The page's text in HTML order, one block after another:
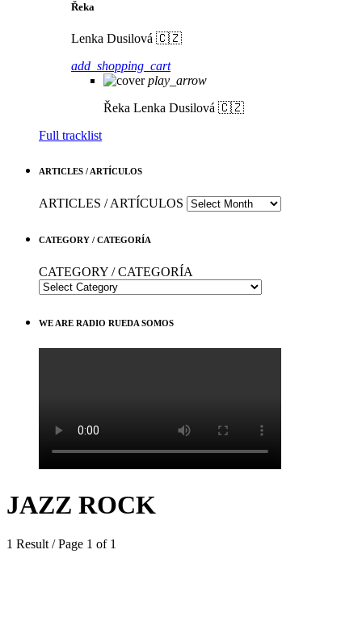
Řeka
Lenka Dusilová 🇨🇿
add_shopping_cart
play_arrow
Řeka Lenka Dusilová 🇨🇿
Full tracklist
ARTICLES / ARTÍCULOS
ARTICLES / ARTÍCULOS
CATEGORY / CATEGORÍA
CATEGORY / CATEGORÍA
WE ARE RADIO RUEDA SOMOS
JAZZ ROCK
1 Result / Page 1 of 1